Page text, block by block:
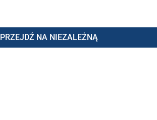
PRZEJDŹ NA NIEZALEŻNĄ